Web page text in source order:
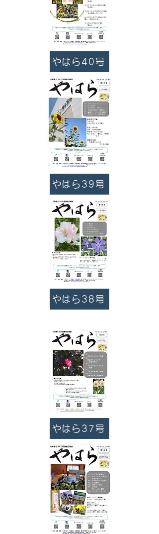
やはら40号
やはら39号
やはら38号
やはら37号